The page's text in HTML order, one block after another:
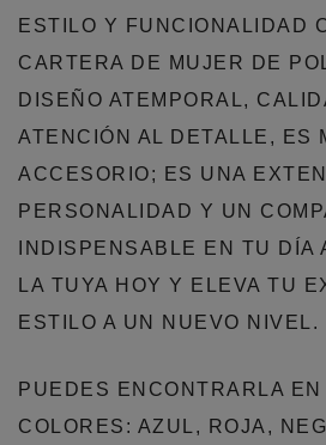
ESTILO Y FUNCIONALIDAD
CARTERA DE MUJER DE
DISEÑO ATEMPORAL,
ATENCIÓN AL DETALLE, ES
ACCESORIO; ES UNA
PERSONALIDAD Y UN
INDISPENSABLE EN TU DÍA
LA TUYA HOY Y ELEVA TU
ESTILO A UN NUEVO NIVEL.
PUEDES ENCONTRARLA EN
COLORES: AZUL, ROJA,